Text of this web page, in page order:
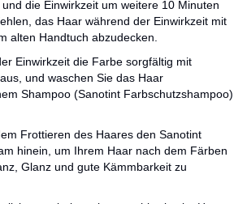
die Einwirkzeit um weitere 10 Minuten
das Haar während der Einwirkzeit mit
alten Handtuch abzudecken.
Einwirkzeit die Farbe sorgfältig mit
und waschen Sie das Haar
Shampoo (Sanotint Farbschutzshampoo)
Frottieren des Haares den Sanotint
hinein, um Ihrem Haar nach dem Färben
Glanz und gute Kämmbarkeit zu